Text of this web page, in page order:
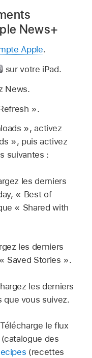
News+
Apple.
sur votre iPad.
News.
».
», activez
», puis activez
suivantes :
les derniers
« Best of
« Shared with
les derniers
Saved Stories ».
les derniers
que vous suivez.
Télécharge le flux
(catalogue des
(recettes